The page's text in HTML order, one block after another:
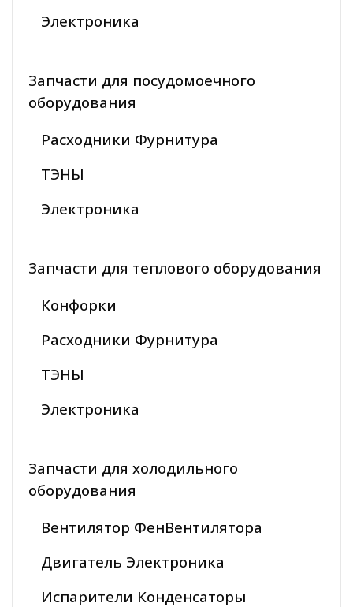
Электроника
Запчасти для посудомоечного
оборудования
Расходники Фурнитура
ТЭНЫ
Электроника
Запчасти для теплового оборудования
Конфорки
Расходники Фурнитура
ТЭНЫ
Электроника
Запчасти для холодильного
оборудования
Вентилятор ФенВентилятора
Двигатель Электроника
Испарители Конденсаторы